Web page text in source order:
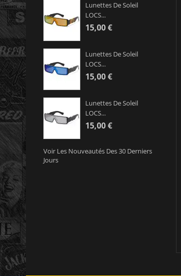
Lunettes De Soleil
LOCS...
15,00 €
Lunettes De Soleil
LOCS...
15,00 €
Lunettes De Soleil
LOCS...
15,00 €
Voir Les Nouveautés Des 30 Derniers
Jours